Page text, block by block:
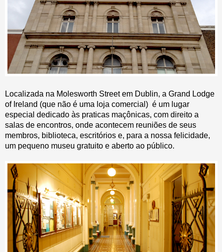
Localizada na Molesworth Street em Dublin, a Grand Lodge
of Ireland (que não é uma loja comercial) é um lugar
especial dedicado às praticas maçônicas, com direito a
salas de encontros, onde acontecem reuniões de seus
membros, biblioteca, escritórios e, para a nossa felicidade,
um pequeno museu gratuito e aberto ao público.